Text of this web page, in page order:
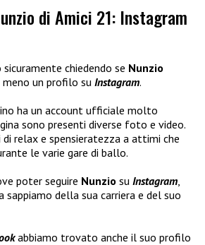
di Amici 21: Instagram
chiedendo se Nunzio
meno un profilo su Instagram.
ha un account ufficiale molto
sono presenti diverse foto e video.
di relax e spensieratezza a attimi che
le varie gare di ballo.
poter seguire Nunzio su Instagram
sappiamo della sua carriera e del suo
abbiamo trovato anche il suo profilo